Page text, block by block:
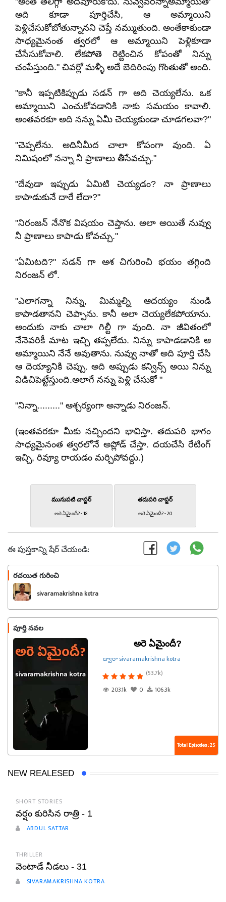
అది కూడా పూర్తిచేసి, ఆ అమ్మాయిని
పెళ్లిచేసుకోబోతున్నానని చెప్తే నమ్ముతుంది. అంతేకాకుండా
సాధ్యమైనంత త్వరలో ఆ అమ్మాయిని పెళ్లికూడా
చేసేసుకోవాలి. లేకపోతె రెట్టించిన కోపంతో నిన్ను
చంపేస్తుంది." చివర్లో మళ్ళీ అదే బెదిరింపు గొంతుతో అంది.
"కానీ ఇప్పటికిప్పుడు సడన్ గా అది చెయ్యలేను. ఒక
అమ్మాయిని ఎంచుకోవడానికి నాకు సమయం కావాలి.
అంతవరకూ అది నన్ను ఏమీ చెయ్యకుండా చూడగలవా?"
"చెప్పలేను. అదినీమీద చాలా కోపంగా వుంది. ఏ
నిమిషంలో నన్నా నీ ప్రాణాలు తీసేవచ్చు."
"దేవుడా ఇప్పుడు ఏమిటి చెయ్యడం? నా ప్రాణాలు
కాపాడుకునే దారే లేదా?"
"నిరంజన్ నేనొక విషయం చెప్తాను. అలా అయితే నువ్వు
నీ ప్రాణాలు కాపాడు కోవచ్చు."
"ఏమిటది?" సడన్ గా ఆశ చిగురించి భయం తగ్గింది
నిరంజన్ లో.
"ఎలాగన్నా నిన్ను, మిమ్మల్ని ఆదయ్యం నుండి
కాపాడతానని చెప్పాను. కానీ అలా చెయ్యలేకపోయాను.
అందుకు నాకు చాలా గిల్టీ గా వుంది. నా జీవితంలో
నేనెవరికీ మాట ఇచ్చి తప్పలేదు. నిన్ను కాపాడడానికి ఆ
అమ్మాయిని నేనే అవుతాను. నువ్వు నాతో అది పూర్తి చేసి
ఆ దెయ్యానికి చెప్పు. అది అప్పుడు కన్విన్స్ అయి నిన్ను
విడిచిపెట్టేస్తుంది.అలాగే నన్ను పెళ్లి చేసుకో "
"నిన్నా........." ఆశ్చర్యంగా అన్నాడు నిరంజన్.
(ఇంతవరకూ మీకు నచ్చిందని భావిస్తా. తదుపరి భాగం
సాధ్యమైనంత త్వరలోనే అప్లోడ్ చేస్తా. దయచేసి రేటింగ్
ఇచ్చి, రివ్యూ రాయడం మర్చిపోవద్దు.)
మునుపటి చాప్టర్
అరె ఏమైందీ? - 18
తదుపరి చాప్టర్
అరె ఏమైందీ? - 20
ఈ పుస్తకాన్ని షేర్ చేయండి:
రచయిత గురించి
sivaramakrishna kotra
పూర్తి నవల
అరె ఏమైందీ?
ద్వారా sivaramakrishna kotra
(53.7k)
203.1k
0 106.3k
Total Episodes : 25
NEW REALESED
SHORT STORIES
వర్షం కురిసిన రాత్రి - 1
ABDUL SATTAR
THRILLER
వెంటాడే నీడలు - 31
SIVARAMAKRISHNA KOTRA